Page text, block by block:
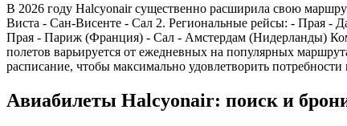
В 2026 году Halcyonair существенно расширила свою
Виста - Сан-Висенте - Сал 2. Региональные рейсы: - Прая -
Прая - Париж (Франция) - Сал - Амстердам (Нидерланды)
полетов варьируется от ежедневных на популярных
расписание, чтобы максимально удовлетворить потребности
Авиабилеты Halcyonair: поиск и